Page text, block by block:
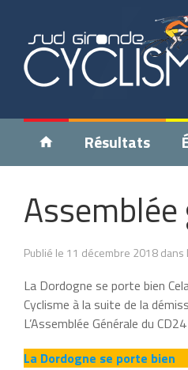
Résultats
Assemblée
Publié le 11 décembre 2018 dans
La Dordogne se porte bien
Cyclisme à la suite de la
L’Assemblée Générale du
La Dordogne se porte bien